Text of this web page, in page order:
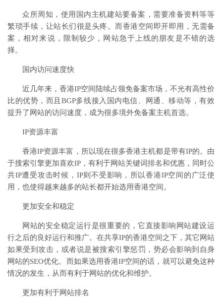
众所周知，使用国内主机建站要备案，需要准备资料等等
繁琐手续，让站长们很是头疼。而香港空间即开即用，无需备
案，相对来说，限制较少，网站急于上线的朋友是不错的选
择。
国内访问速度快
近几年来，香港IP空间陆续占领免备案市场，不光有高性价
比的优势，而且BGP多线接入国内电信、网通、移动等，有效
提升了网站的访问速度，成为很多境外免备案主机首选。
IP资源丰富
香港IP资源丰富，所以现在很多香港主机都是带有IP的。由
于搜索引擎更加喜欢IP，有利于网站关键词排名和优惠，同时公
共IP遭受攻击时候，IP则不受影响，所以香港IP空间的广泛使
用，也使得越来越多的站长都开始选用香港空间。
更加安全和稳定
网站的安全稳定运行是很重要的，它直接影响网站建设运
行之后的良好运行和推广。在共享IP的香港空间之下，其它网站
如果受到攻击，或者说是被搜索引擎惩罚，势必会影响到自身
网站的SEO优化。而如果选用香港IP空间的话，就可以避免这种
情况的发生，从而有利于网站的优化和维护。
更加有利于网站排名